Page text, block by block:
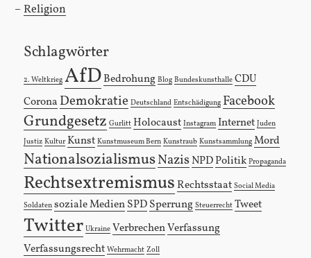
Religion
Schlagwörter
2. Weltkrieg AfD Bedrohung Blog Bundeskunsthalle CDU
Corona Demokratie Deutschland Entschädigung Facebook
Grundgesetz Gurlitt Holocaust Instagram Internet Juden
Justiz Kultur Kunst Kunstmuseum Bern Kunstraub Kunstsammlung Mord
NationalsozialismusNazis NPD Politik Propaganda
Rechtsextremismus Rechtsstaat Social Media
Soldaten soziale Medien SPD Sperrung Steuerrecht Tweet
Twitter Ukraine VerbrechenVerfassung
Verfassungsrecht Wehrmacht Zoll